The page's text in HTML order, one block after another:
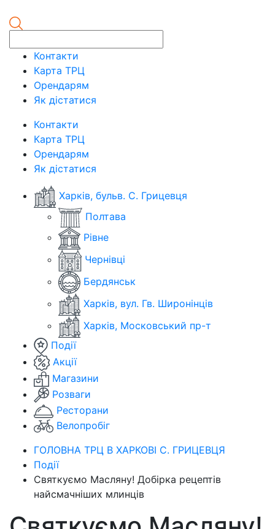
Контакти
Карта ТРЦ
Орендарям
Як дістатися
Контакти
Карта ТРЦ
Орендарям
Як дістатися
Харків, бульв. С. Грицевця
Полтава
Рівне
Чернівці
Бердянськ
Харків, вул. Гв. Широнінців
Харків, Московський пр-т
Події
Акції
Магазини
Розваги
Ресторани
Велопробіг
ГОЛОВНА ТРЦ В ХАРКОВІ С. ГРИЦЕВЦЯ
Події
Святкуємо Масляну! Добірка рецептів
найсмачніших млинців